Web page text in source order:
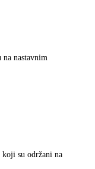
nastavnim
su održani na